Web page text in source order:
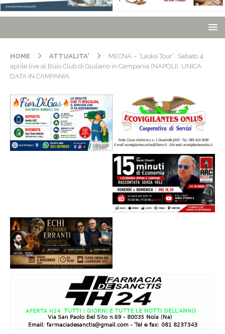
HOME ATTUALITA'
MECNA – “Laska Tour”. Sabato 4
aprile live al Buio Club di Giuliano in Campania (NAPOLI). UNICA
DATA IN CAMPANIA